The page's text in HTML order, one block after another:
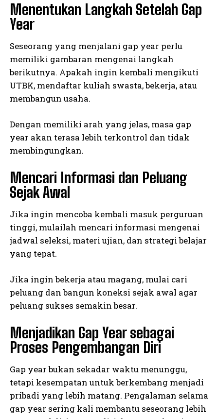
Menentukan Langkah Setelah Gap
Year
Seseorang yang menjalani gap year perlu
memiliki gambaran mengenai langkah
berikutnya. Apakah ingin kembali mengikuti
UTBK, mendaftar kuliah swasta, bekerja, atau
membangun usaha.
Dengan memiliki arah yang jelas, masa gap
year akan terasa lebih terkontrol dan tidak
membingungkan.
Mencari Informasi dan Peluang
Sejak Awal
Jika ingin mencoba kembali masuk perguruan
tinggi, mulailah mencari informasi mengenai
jadwal seleksi, materi ujian, dan strategi belajar
yang tepat.
Jika ingin bekerja atau magang, mulai cari
peluang dan bangun koneksi sejak awal agar
peluang sukses semakin besar.
Menjadikan Gap Year sebagai
Proses Pengembangan Diri
Gap year bukan sekadar waktu menunggu,
tetapi kesempatan untuk berkembang menjadi
pribadi yang lebih matang. Pengalaman selama
gap year sering kali membantu seseorang lebih